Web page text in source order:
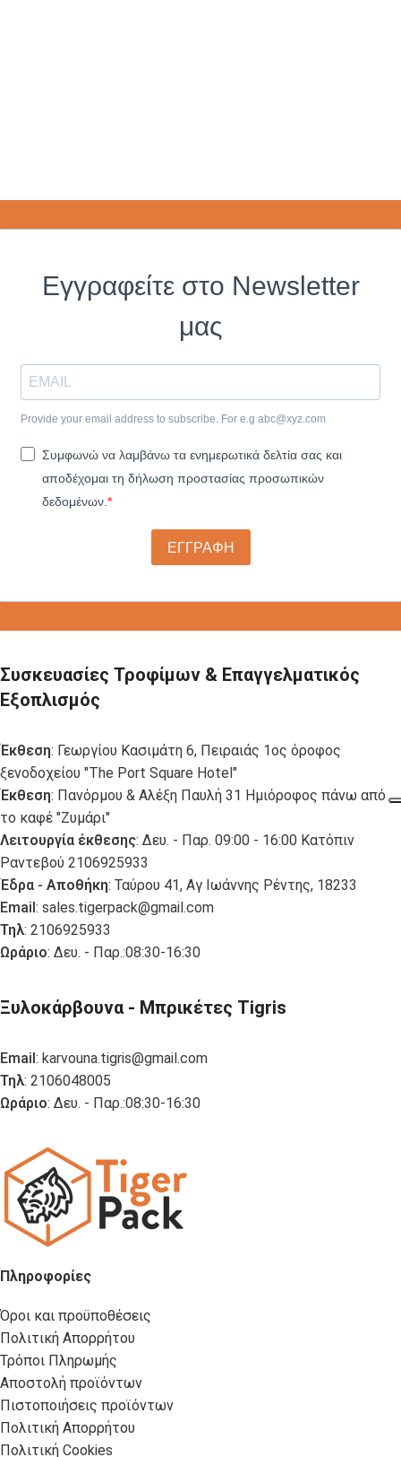
Εγγραφείτε στο Newsletter
μας
Provide your email address to subscribe. For e.g abc@xyz.com
Συμφωνώ να λαμβάνω τα ενημερωτικά δελτία σας και
αποδέχομαι τη δήλωση προστασίας προσωπικών
δεδομένων.
ΕΓΓΡΑΦΗ
Συσκευασίες Τροφίμων & Επαγγελματικός
Εξοπλισμός
Έκθεση: Γεωργίου Κασιμάτη 6, Πειραιάς 1ος όροφος
ξενοδοχείου "The Port Square Hotel"
Έκθεση: Πανόρμου & Αλέξη Παυλή 31 Ημιόροφος πάνω από
το καφέ "Ζυμάρι"
Λειτουργία έκθεσης: Δευ. - Παρ. 09:00 - 16:00 Κατόπιν
Ραντεβού 2106925933
Έδρα - Αποθήκη: Ταύρου 41, Αγ Ιωάννης Ρέντης, 18233
Email : sales.tigerpack@gmail.com
Τηλ: 2106925933
Ωράριο: Δευ. - Παρ.:08:30-16:30
Ξυλοκάρβουνα - Μπρικέτες Tigris
Email : karvouna.tigris@gmail.com
Τηλ: 2106048005
Ωράριο: Δευ. - Παρ.:08:30-16:30
Πληροφορίες
Όροι και προϋποθέσεις
Πολιτική Απορρήτου
Τρόποι Πληρωμής
Αποστολή προϊόντων
Πιστοποιήσεις προϊόντων
Πολιτική Απορρήτου
Πολιτική Cookies